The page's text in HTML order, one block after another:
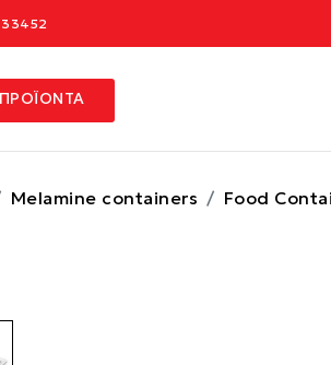
ΠΡΟΪΟΝΤΑ
Melamine containers Food